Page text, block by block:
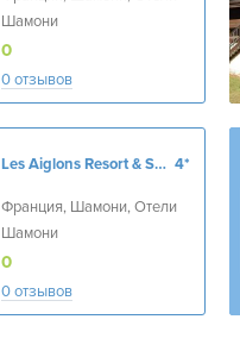
Шамони
0
0 отзывов
Les Aiglons Resort & Spa 4*
Франция, Шамони, Отели
Шамони
0
0 отзывов